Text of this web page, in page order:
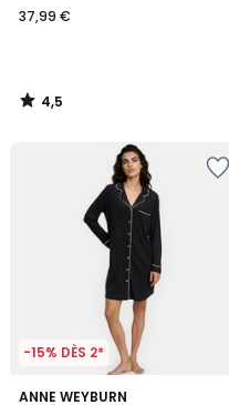
37,99 €
4,5
/
-15% DÈS 2*
ANNE WEYBURN
4,4
2